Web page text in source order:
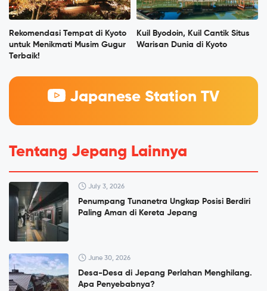
Rekomendasi Tempat di Kyoto
untuk Menikmati Musim Gugur
Terbaik!
Kuil Byodoin, Kuil Cantik Situs
Warisan Dunia di Kyoto
Japanese Station TV
Tentang Jepang Lainnya
July 3, 2026
Penumpang Tunanetra Ungkap Posisi Berdiri
Paling Aman di Kereta Jepang
June 30, 2026
Desa-Desa di Jepang Perlahan Menghilang.
Apa Penyebabnya?